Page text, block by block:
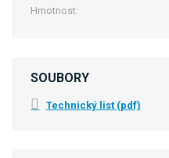
Hmotnost:
SOUBORY
Technický list (pdf)